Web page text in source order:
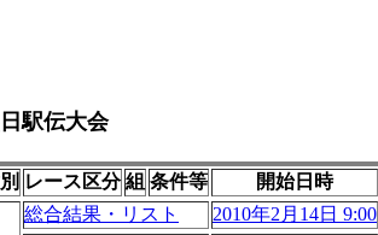
駅伝大会
レース区分 組 条件等 開始日時
総合結果・リスト 2010年2月14日 9:00